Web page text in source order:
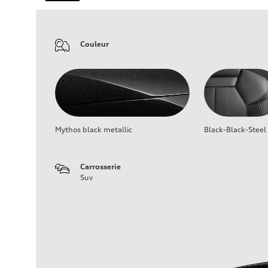
Couleur
Mythos black metallic Black-Black-Steel
Carrosserie
Suv